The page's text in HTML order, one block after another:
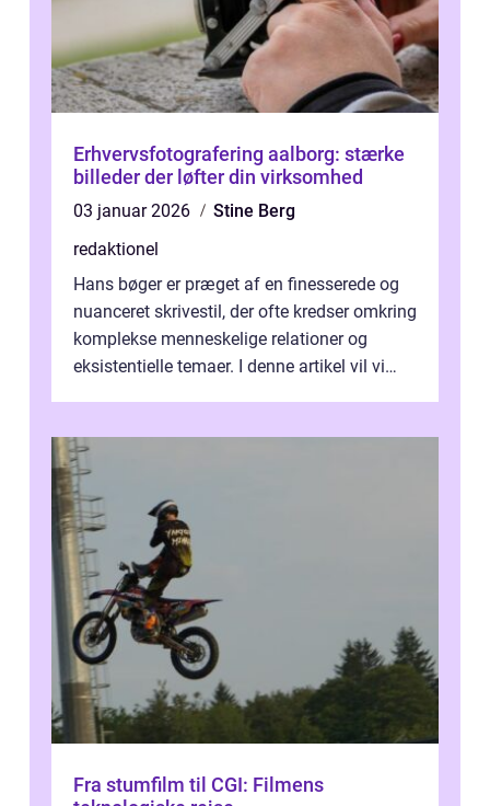
Erhvervsfotografering aalborg: stærke
billeder der løfter din virksomhed
03 januar 2026
Stine Berg
redaktionel
Hans bøger er præget af en finesserede og
nuanceret skrivestil, der ofte kredser omkring
komplekse menneskelige relationer og
eksistentielle temaer. I denne artikel vil vi
Fra stumfilm til CGI: Filmens